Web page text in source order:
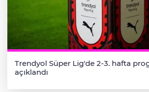
Trendyol Süper Lig'de 2-3. hafta
açıklandı